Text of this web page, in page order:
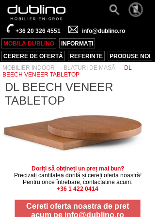
+36 20 326 4551
info@dublino.ro
MOBILA DUBLINO
INFORMAȚI
CERERE DE OFERTĂ
REFERINTE
PRODUSE NOI
MOBILIER INDOOR — BLATURI DE MASĂ — DL
BEECH VENEER TABLETOP
DL BEECH VENEER
TABLETOP
Doriți să obțineți un preț mai bun?
Precizați cantitatea dorită și cereți oferta noastră!
Pentru orice întrebare, contactatine acum:
+36 1 422 0414
Cereti oferta noastra de pret
acum pe info@dublino.ro